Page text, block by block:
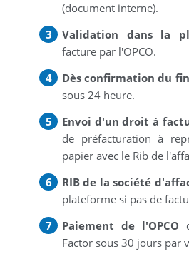
(document interne).
Validation dans la
facture par l'OPCO.
Dès confirmation du
sous 24 heure.
Envoi d'un droit à
de préfacturation à
papier avec le Rib de
RIB de la société
plateforme si pas de
Paiement de l'OPCO
Factor sous 30 jours par